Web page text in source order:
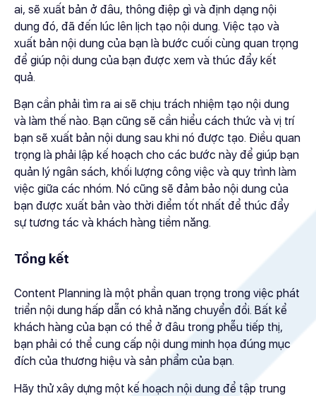
ai, sẽ xuất bản ở đâu, thông điệp gì và định dạng nội
dung đó, đã đến lúc lên lịch tạo nội dung. Việc tạo và
xuất bản nội dung của bạn là bước cuối cùng quan trọng
để giúp nội dung của bạn được xem và thúc đẩy kết
quả.
Bạn cần phải tìm ra ai sẽ chịu trách nhiệm tạo nội dung
và làm thế nào. Bạn cũng sẽ cần hiểu cách thức và vị trí
bạn sẽ xuất bản nội dung sau khi nó được tạo. Điều quan
trọng là phải lập kế hoạch cho các bước này để giúp bạn
quản lý ngân sách, khối lượng công việc và quy trình làm
việc giữa các nhóm. Nó cũng sẽ đảm bảo nội dung của
bạn được xuất bản vào thời điểm tốt nhất để thúc đẩy
sự tương tác và khách hàng tiềm năng.
Tổng kết
Content Planning là một phần quan trọng trong việc phát
triển nội dung hấp dẫn có khả năng chuyển đổi. Bất kể
khách hàng của bạn có thể ở đâu trong phễu tiếp thị,
bạn phải có thể cung cấp nội dung minh họa đúng mục
đích của thương hiệu và sản phẩm của bạn.
Hãy thử xây dựng một kế hoạch nội dung để tập trung